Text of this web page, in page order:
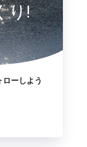
り!
ローしよう